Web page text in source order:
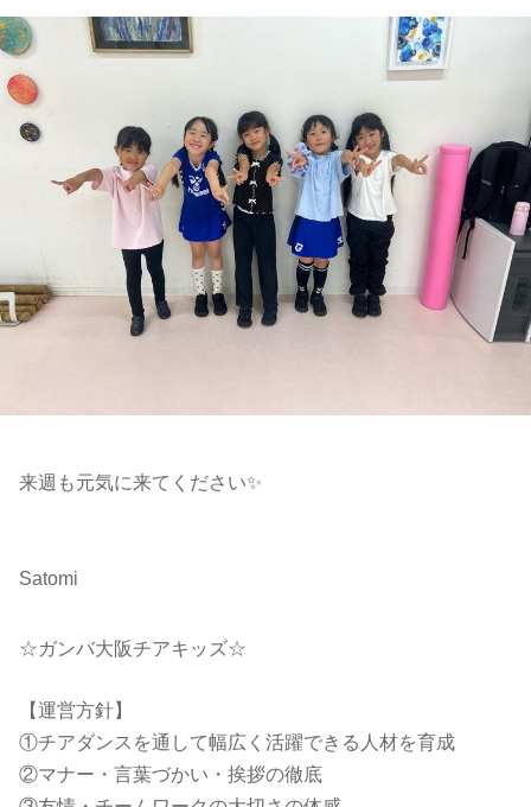
来週も元気に来てください✨
Satomi
☆ガンバ大阪チアキッズ☆
【運営方針】
①チアダンスを通して幅広く活躍できる人材を育成
②マナー・言葉づかい・挨拶の徹底